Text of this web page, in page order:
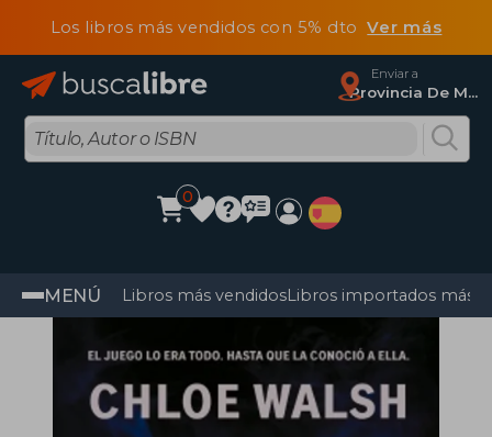
Los libros más vendidos con 5% dtoVer más
Enviar a
Provincia De Madrid
0
MENÚ Libros más vendidosLibros importados más